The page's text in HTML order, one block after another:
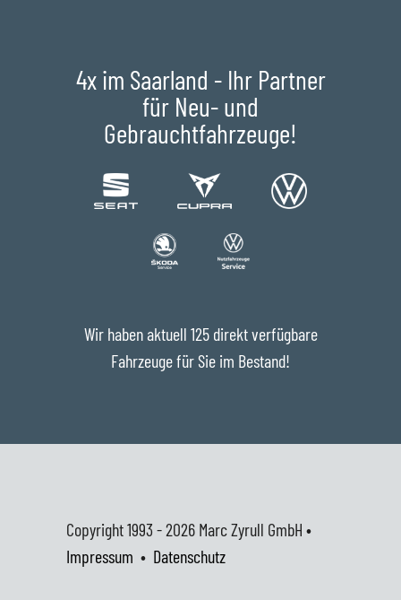
4x im Saarland - Ihr Partner
für Neu- und
Gebrauchtfahrzeuge!
Wir haben aktuell 125 direkt verfügbare
Fahrzeuge für Sie im Bestand!
Copyright 1993 - 2026 Marc Zyrull GmbH •
Impressum • Datenschutz